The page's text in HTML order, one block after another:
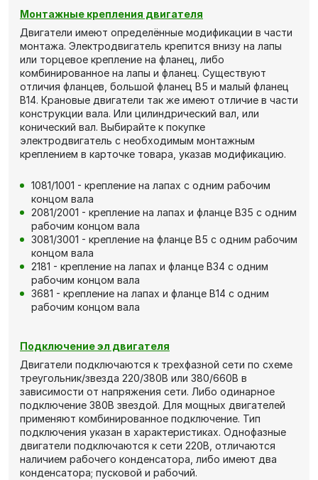
Монтажные крепления двигателя
Двигатели имеют определённые модификации в части
монтажа. Электродвигатель крепится внизу на лапы
или торцевое крепление на фланец, либо
комбинированное на лапы и фланец. Существуют
отличия фланцев, большой фланец В5 и малый фланец
В14. Крановые двигатели так же имеют отличие в части
конструкции вала. Или цилиндрический вал, или
конический вал. Выбирайте к покупке
электродвигатель с необходимым монтажным
креплением в карточке товара, указав модификацию.
1081/1001 - крепление на лапах с одним рабочим
концом вала
2081/2001 - крепление на лапах и фланце В35 с одним
рабочим концом вала
3081/3001 - крепление на фланце В5 с одним рабочим
концом вала
2181 - крепление на лапах и фланце В34 с одним
рабочим концом вала
3681 - крепление на лапах и фланце В14 с одним
рабочим концом вала
Подключение эл двигателя
Двигатели подключаются к трехфазной сети по схеме
треугольник/звезда 220/380В или 380/660В в
зависимости от напряжения сети. Либо одинарное
подключение 380В звездой. Для мощных двигателей
применяют комбинированное подключение. Тип
подключения указан в характеристиках. Однофазные
двигатели подключаются к сети 220В, отличаются
наличием рабочего конденсатора, либо имеют два
конденсатора; пусковой и рабочий.